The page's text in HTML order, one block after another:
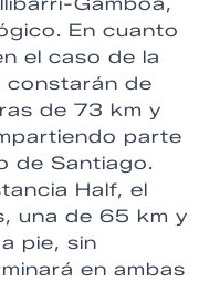
En cuanto
el caso de la
constarán de
de 73 km y
parte
de Santiago.
Half, el
una de 65 km y
pie, sin
en ambas